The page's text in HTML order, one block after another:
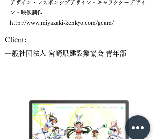
デザイン・レスポンシブデザイン・キャラクターデザイ
ン・映像制作
http://www.miyazaki-kenkyo.com/gcam/
Client:
一般社団法人 宮崎県建設業協会 青年部